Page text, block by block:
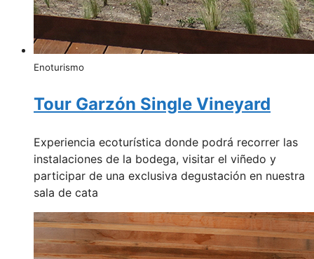
Enoturismo
Tour Garzón Single Vineyard
Experiencia ecoturística donde podrá recorrer las
instalaciones de la bodega, visitar el viñedo y
participar de una exclusiva degustación en nuestra
sala de cata